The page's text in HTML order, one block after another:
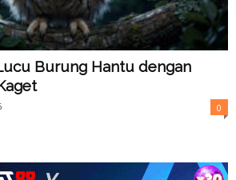
Burung Hantu dengan
0